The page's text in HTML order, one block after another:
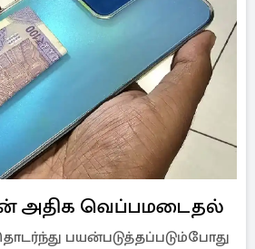
அதிக வெப்பமடைதல்
பயன்படுத்தப்படும்போது